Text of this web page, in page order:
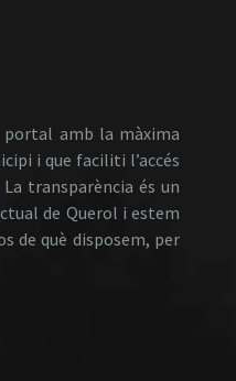
portal amb la màxima
i que faciliti l’accés
transparència és un
de Querol i estem
de què disposem, per